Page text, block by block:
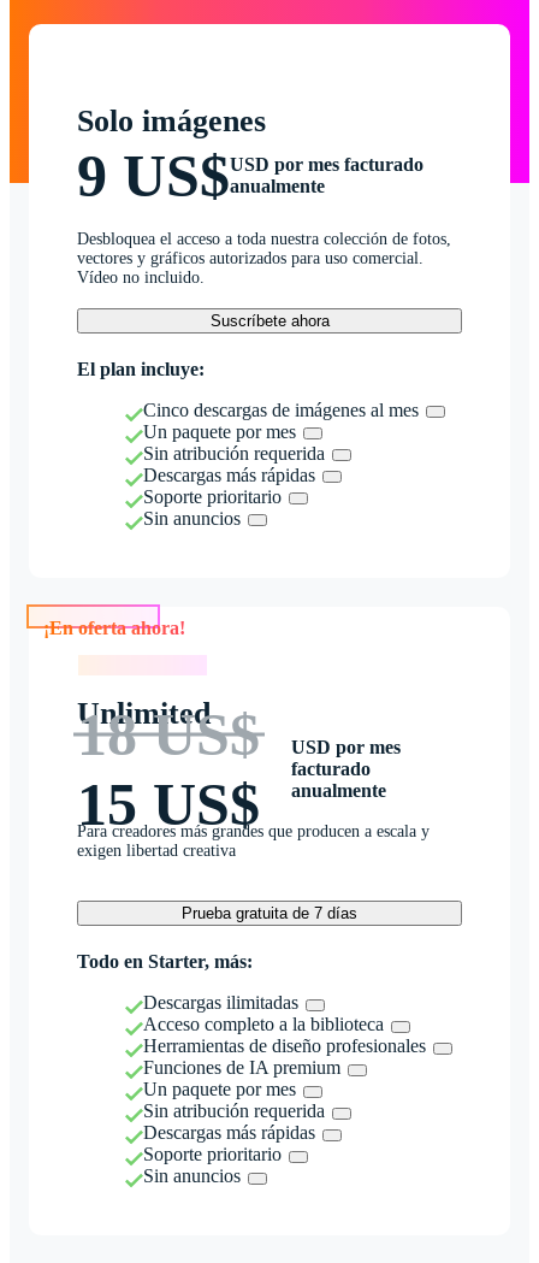
Solo imágenes
9 US$USD por mes facturado
anualmente
Desbloquea el acceso a toda nuestra colección de fotos,
vectores y gráficos autorizados para uso comercial.
Vídeo no incluido.
Suscríbete ahora
El plan incluye:
Cinco descargas de imágenes al mes
Un paquete por mes
Sin atribución requerida
Descargas más rápidas
Soporte prioritario
Sin anuncios
Unlimited
18 US$
15 US$
USD por mes
facturado
anualmente
Para creadores más grandes que producen a escala y
exigen libertad creativa
Prueba gratuita de 7 días
Todo en Starter, más:
Descargas ilimitadas
Acceso completo a la biblioteca
Herramientas de diseño profesionales
Funciones de IA premium
Un paquete por mes
Sin atribución requerida
Descargas más rápidas
Soporte prioritario
Sin anuncios